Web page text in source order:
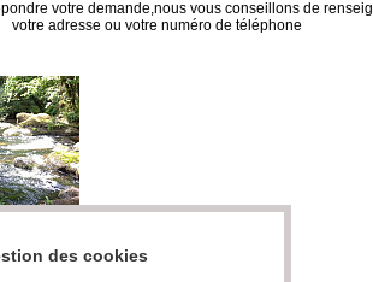
votre demande,nous vous conseillons de
votre adresse ou votre numéro de téléphone
des cookies